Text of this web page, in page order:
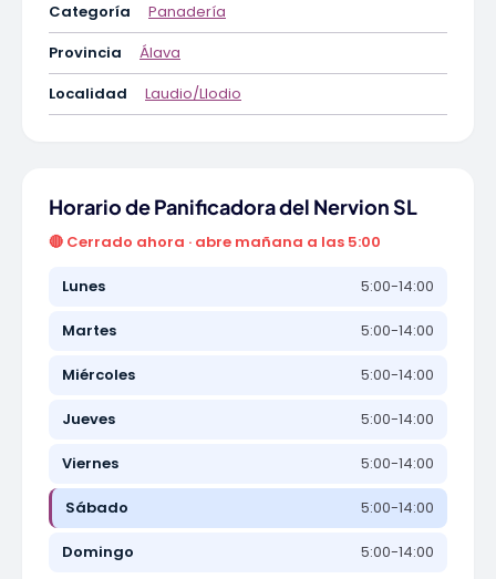
Categoría
Panadería
Provincia
Álava
Localidad
Laudio/Llodio
Horario de Panificadora del Nervion SL
🔴 Cerrado ahora · abre mañana a las 5:00
Lunes 5:00-14:00
Martes 5:00-14:00
Miércoles 5:00-14:00
Jueves 5:00-14:00
Viernes 5:00-14:00
Sábado 5:00-14:00
Domingo 5:00-14:00